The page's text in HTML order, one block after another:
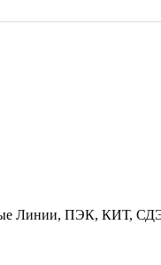
Линии, ПЭК, КИТ,